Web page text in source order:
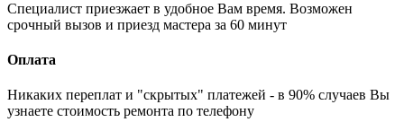
Специалист приезжает в удобное Вам время. Возможен
срочный вызов и приезд мастера за 60 минут
Оплата
Никаких переплат и "скрытых" платежей - в 90% случаев Вы
узнаете стоимость ремонта по телефону